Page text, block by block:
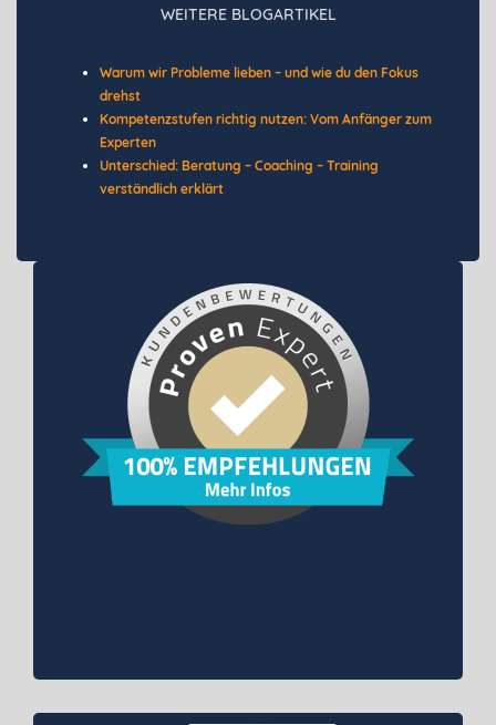
WEITERE BLOGARTIKEL
Warum wir Probleme lieben – und wie du den Fokus
drehst
Kompetenzstufen richtig nutzen: Vom Anfänger zum
Experten
Unterschied: Beratung – Coaching – Training
verständlich erklärt